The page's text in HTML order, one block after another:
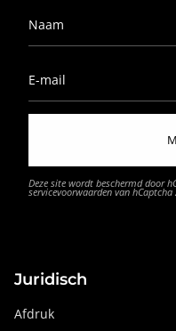
Deze site wordt beschermd door
servicevoorwaarden van
Juridisch
Afdruk